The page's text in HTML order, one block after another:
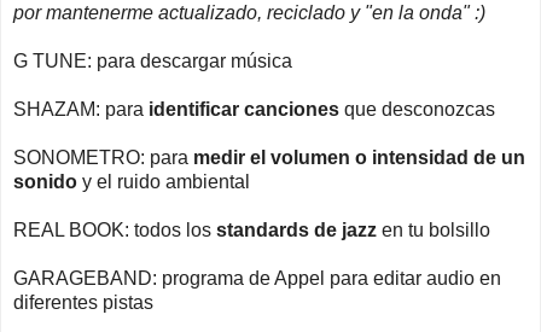
por mantenerme actualizado, reciclado y "en la onda" :)
G TUNE: para descargar música
SHAZAM: para identificar canciones que desconozcas
SONOMETRO: para medir el volumen o intensidad de un
sonido y el ruido ambiental
REAL BOOK: todos los standards de jazz en tu bolsillo
GARAGEBAND: programa de Appel para editar audio en
diferentes pistas